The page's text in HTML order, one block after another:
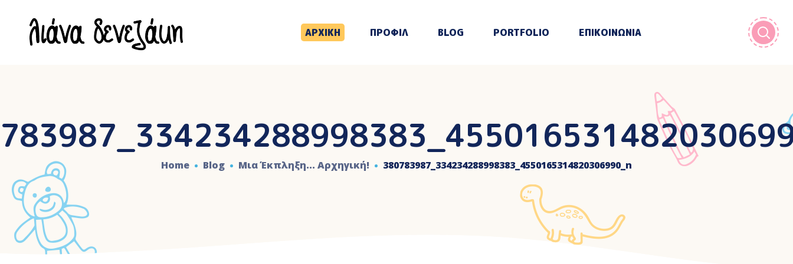
ΑΡΧΙΚΗ ΠΡΟΦΙΛ BLOG PORTFOLIO ΕΠΙΚΟΙΝΩΝΙΑ
Home Blog Μια Έκπληξη... Αρχηγική! 380783987_334234288998383_4550165314820306990_n